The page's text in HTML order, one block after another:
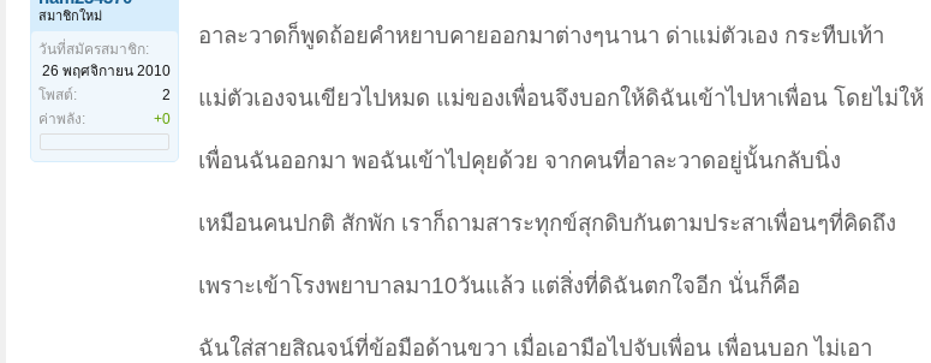
สมาชิกใหม่
วันที่สมัครสมาชิก:
26 พฤศจิกายน 2010
โพสต์:
2
ค่าพลัง:
+0
อาละวาดก็พูดถ้อยคำหยาบคายออกมาต่างๆนานา ด่าแม่ตัวเอง กระทืบเท้า
แม่ตัวเองจนเขียวไปหมด แม่ของเพื่อนจึงบอกให้ดิฉันเข้าไปหาเพื่อน โดยไม่ให้
เพื่อนฉันออกมา พอฉันเข้าไปคุยด้วย จากคนที่อาละวาดอยู่นั้นกลับนิ่ง
เหมือนคนปกติ สักพัก เราก็ถามสาระทุกข์สุกดิบกันตามประสาเพื่อนๆที่คิดถึง
เพราะเข้าโรงพยาบาลมา10วันแล้ว แต่สิ่งที่ดิฉันตกใจอีก นั่นก็คือ
ฉันใส่สายสิณจน์ที่ข้อมือด้านขวา เมื่อเอามือไปจับเพื่อน เพื่อนบอก ไม่เอา